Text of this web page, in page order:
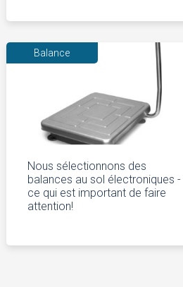
Balance
Nous sélectionnons des
balances au sol électroniques -
ce qui est important de faire
attention!